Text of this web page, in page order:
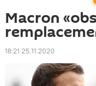
Macron
18:21 25.11.2020